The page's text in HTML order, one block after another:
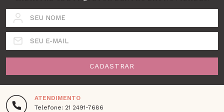
SEU NOME
SEU E-MAIL
CADASTRAR
ATENDIMENTO
Telefone: 21 2491-7686